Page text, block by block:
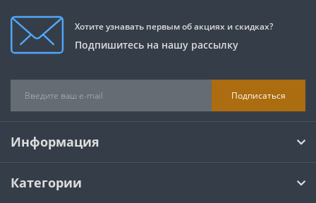
Хотите узнавать первым об акциях и скидках?
Подпишитесь на нашу рассылку
Подписаться
Информация
Категории